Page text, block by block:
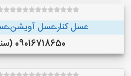
عسل کنار،عسل
09016718650 (سنندج )